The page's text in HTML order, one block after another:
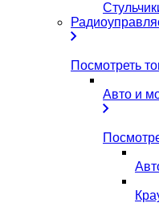
Посмотреть
Авто и